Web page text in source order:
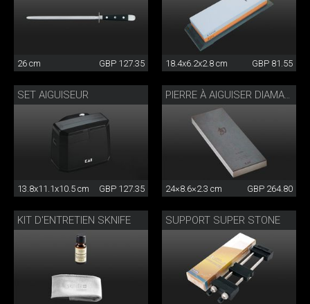
26 cm GBP 127.35 18.4x6.2x2.8 cm GBP 81.55
SET AIGUISEUR
13.8x11.1x10.5 cm GBP 127.35
PIERRE À AIGUISER DIAMANTÉE 220
24×8.6×2.3 cm GBP 264.80
KIT D'ENTRETIEN SKNIFE SUPPORT SUPER STONE